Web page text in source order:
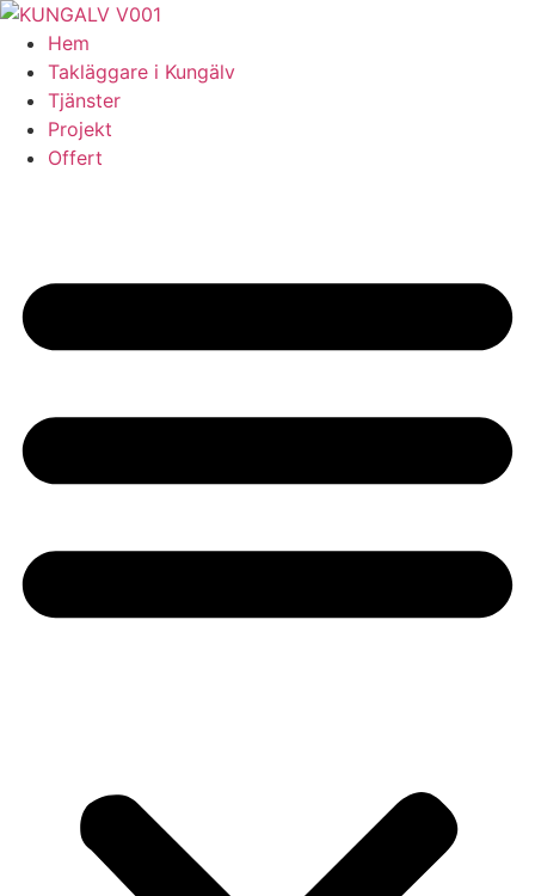
Skip
content
Hem
Takläggare i Kungälv
Tjänster
Projekt
Offert